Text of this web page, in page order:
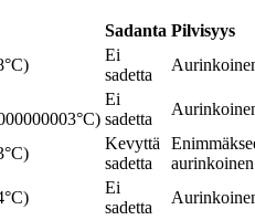
Sadanta Pilvisyys
Ei
sadetta
Ei
sadetta
Kevyttä
sadetta
aurinkoinen
Ei
sadetta